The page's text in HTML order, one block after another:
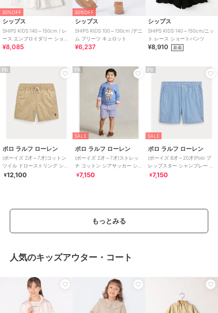
30%OFF
シップス
SHIPS KIDS:140～150cm / レ
ース エンブロイダリー ショー
ト パンツ
¥8,085
30%OFF
シップス
SHIPS KIDS:100～130cm /デニ
ム プリーツ キュロット
¥6,237
シップス
SHIPS KIDS:140～150cm/ニッ
ト レース ショートパンツ
¥8,910 新着
PR
ポロ ラルフ ローレン
(ボーイズ 2才～7才)コットン
ツイル ドローストリング ショ
ートパンツ
¥12,100
PR
SALE
ポロ ラルフ ローレン
(ボーイズ 2才～7才)ストレッ
チ コットン シアサッカー ショ
ートパンツ
¥7,150
PR
SALE
ポロ ラルフ ローレン
(ボーイズ 8才～20才)Polo プ
レップスター シャンブレー シ
ョートパンツ
¥7,150
もっとみる
人気のキッズアウター・コート